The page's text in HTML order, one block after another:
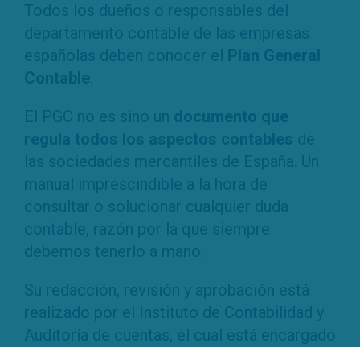
Todos los dueños o responsables del
departamento contable de las empresas
españolas deben conocer el Plan General
Contable
El PGC no es sino un documento que
regula todos los aspectos contables de
las sociedades mercantiles de España. Un
manual imprescindible a la hora de
consultar o solucionar cualquier duda
contable, razón por la que siempre
debemos tenerlo a mano.
Su redacción, revisión y aprobación está
realizado por el Instituto de Contabilidad y
Auditoría de cuentas, el cual está encargado